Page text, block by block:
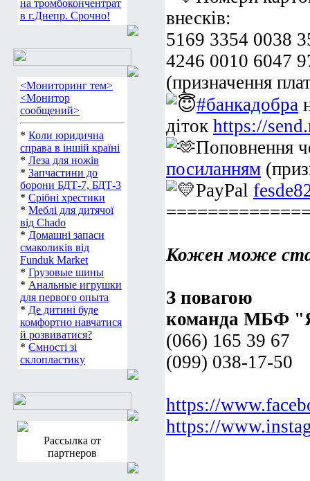
на тромбокончентрат
в г.Днепр. Срочно!
<Мониторинг тем>
<Монитор
сообщений>
* Коли юридична
справа в іншій країні
* Леза для ножів
* Запчастини до
борони БДТ-7, БДТ-3
* Срібні хрестики
* Меблі для дитячої
від Chado
* Домашні запаси
смаколиків від
Funduk Market
* Грузовые шины
* Анальные игрушки
для первого опыта
* Де дитині буде
комфортно навчатися
й розвиватися?
* Ємності зі
склопластику
Рассылка от
партнеров
внесків:
5169 3354 0038
4246 0010 6047
(призначення
#банкадобра
діток https://
Поповнення
посиланням
PayPal
Кожен може
З повагою
команда МБФ
(066) 165 39 67
(099) 038-17-50
https://
https://